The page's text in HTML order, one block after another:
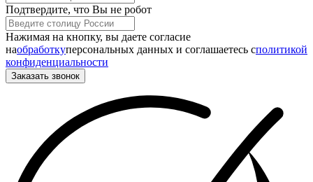
Подтвердите, что Вы не робот
Нажимая на кнопку, вы даете согласие
наобработкуперсональных данных и соглашаетесь cполитикой
конфиденциальности
Заказать звонок